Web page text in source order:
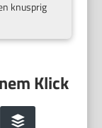
knusprig
Buffer